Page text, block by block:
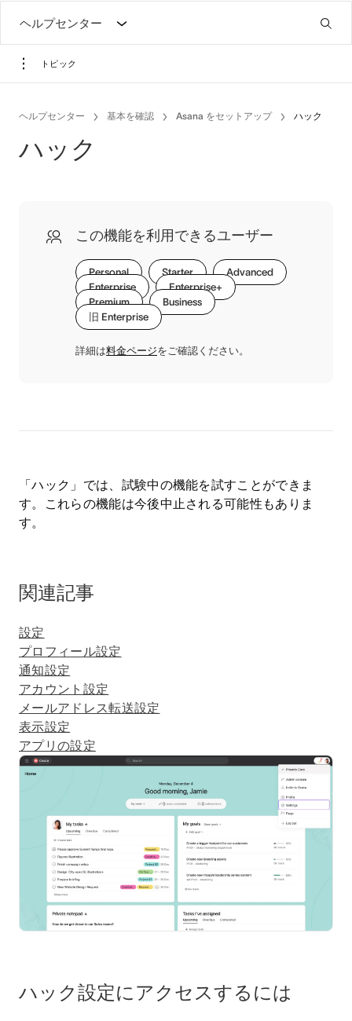
ヘルプセンター
トピック
ヘルプセンター 基本を確認 Asana をセットアップ ハック
ハック
この機能を利用できるユーザー
Personal Starter
Advanced
Enterprise
Enterprise+
Premium
Business
旧 Enterprise
詳細は料金ページをご確認ください。
「ハック」では、試験中の機能を試すことができま
す。これらの機能は今後中止される可能性もありま
す。
関連記事
設定
プロフィール設定
通知設定
アカウント設定
メールアドレス転送設定
表示設定
アプリの設定
ハック設定にアクセスするには